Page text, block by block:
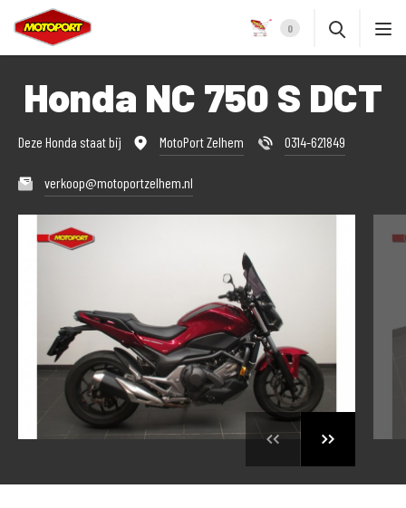
0
Honda NC 750 S DCT
Deze Honda staat bij MotoPort Zelhem 0314-621849
verkoop@motoportzelhem.nl